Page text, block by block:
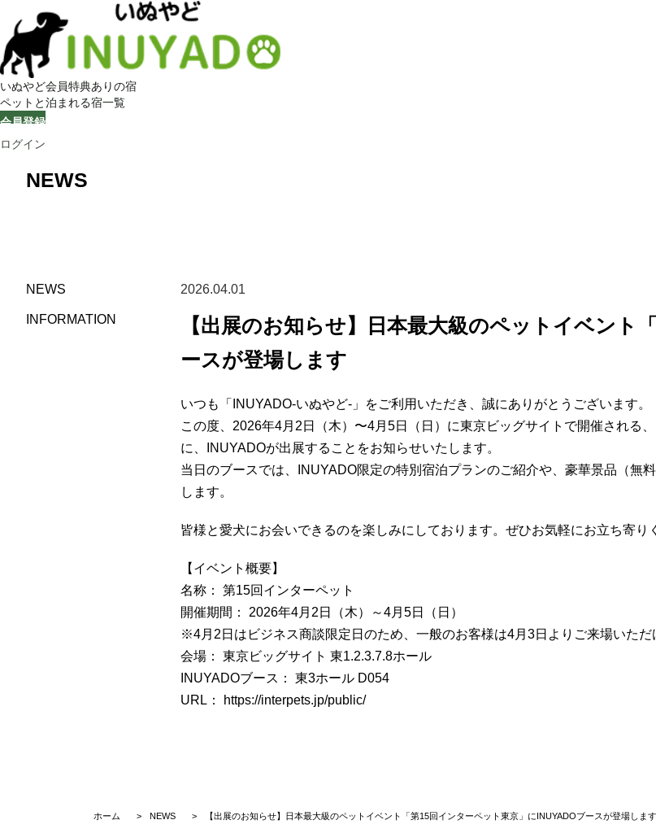
いぬやど会員特典ありの宿
ペットと泊まれる宿一覧
会員登録
ログイン
NEWS
NEWS
INFORMATION
2026.04.01
【出展のお知らせ】日本最大級のペットイベント
ースが登場します
いつも「INUYADO-いぬやど-」をご利用いただき、誠にありがとうございます。
この度、2026年4月2日（木）〜4月5日（日）に東京ビッグサイトで開催される
に、INUYADOが出展することをお知らせいたします。
当日のブースでは、INUYADO限定の特別宿泊プランのご紹介や、豪華景品（無
します。
皆様と愛犬にお会いできるのを楽しみにしております。ぜひお気軽にお立ち寄り
【イベント概要】
名称： 第15回インターペット
開催期間： 2026年4月2日（木）～4月5日（日）
※4月2日はビジネス商談限定日のため、一般のお客様は4月3日よりご来場いただ
会場： 東京ビッグサイト 東1.2.3.7.8ホール
INUYADOブース： 東3ホール D054
URL：
https://interpets.jp/public/
ホーム NEWS 【出展のお知らせ】日本最大級のペットイベント「第15回インターペット東京」にINUYADOブースが登場します